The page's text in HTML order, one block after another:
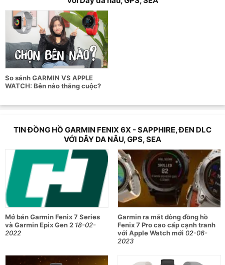
So sánh GARMIN VS APPLE
WATCH: Bên nào thắng cuộc?
TIN ĐỒNG HỒ GARMIN FENIX 6X - SAPPHIRE, ĐEN DLC
VỚI DÂY DA NÂU, GPS, SEA
Mở bán Garmin Fenix 7 Series
và Garmin Epix Gen 2 18-02-
2022
Garmin ra mắt dòng đồng hồ
Fenix 7 Pro cao cấp cạnh tranh
với Apple Watch mới 02-06-
2023